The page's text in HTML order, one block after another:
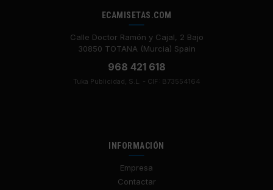
ECAMISETAS.COM
Calle Doctor Ramón y Cajal, 2 Bajo
30850 TOTANA (Murcia) Spain
968 421 618
Tuka Publicidad, S.L. - CIF: B73554164
INFORMACIÓN
Empresa
Contactar